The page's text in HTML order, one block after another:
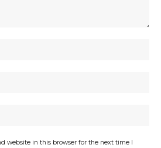
website in this browser for the next time I